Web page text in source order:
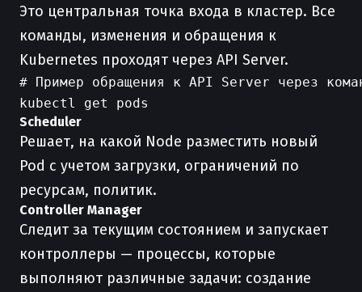
Это центральная точка входа в кластер. Все
команды, изменения и обращения к
Kubernetes проходят через API Server.
# Пример обращения к API Server через
Scheduler
Решает, на какой Node разместить новый
Pod с учетом загрузки, ограничений по
ресурсам, политик.
Controller Manager
Следит за текущим состоянием и запускает
контроллеры — процессы, которые
выполняют различные задачи: создание